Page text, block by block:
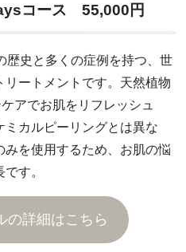
コース 55,000円
歴史と多くの症例を持つ、世
ートメントです。天然植物
アでお肌をリフレッシュ
ミカルピーリングとは異な
みを使用するため、お肌の悩
す。
の詳細はこちら